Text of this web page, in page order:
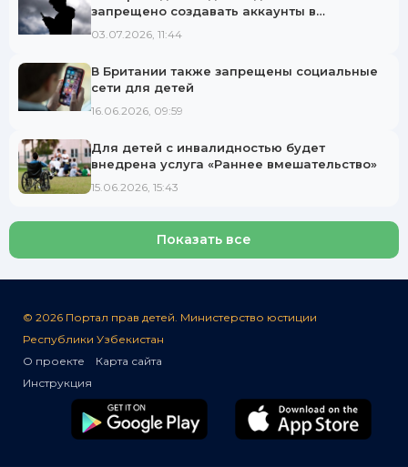
запрещено создавать аккаунты в
03.07.2026, 11:44
В Британии также запрещены социальные
сети для детей
16.06.2026, 09:59
Для детей с инвалидностью будет
внедрена услуга «Раннее вмешательство»
15.06.2026, 15:43
Показать все
© 2026 Портал прав детей. Министерство юстиции
Республики Узбекистан
О проекте
Карта сайта
Инструкция